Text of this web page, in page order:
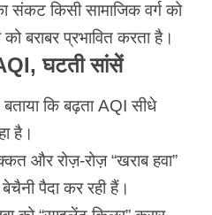
संकट किसी सामाजिक वर्ग को
बराबर प्रभावित करता है।
घटती सांसें
कि बढ़ताAQI सीधे
है।
और रोज़-रोज़ “खराब हवा”
पैदा कर रही हैं।